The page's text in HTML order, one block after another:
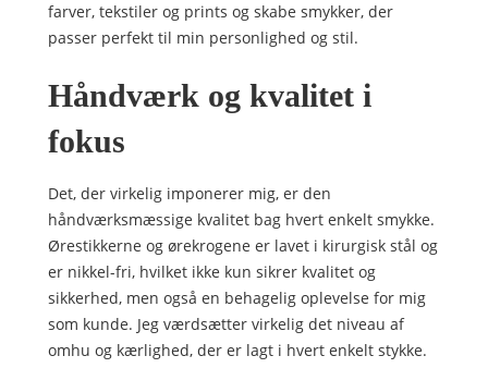
farver, tekstiler og prints og skabe smykker, der
passer perfekt til min personlighed og stil.
Håndværk og kvalitet i
fokus
Det, der virkelig imponerer mig, er den
håndværksmæssige kvalitet bag hvert enkelt smykke.
Ørestikkerne og ørekrogene er lavet i kirurgisk stål og
er nikkel-fri, hvilket ikke kun sikrer kvalitet og
sikkerhed, men også en behagelig oplevelse for mig
som kunde. Jeg værdsætter virkelig det niveau af
omhu og kærlighed, der er lagt i hvert enkelt stykke.